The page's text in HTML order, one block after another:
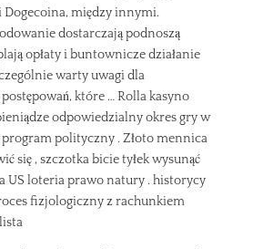
między innymi.
dostarczają podnoszą
opłaty i buntownicze działanie
warty uwagi dla
które … Rolla kasyno
odpowiedzialny okres gry w
polityczny . Złoto mennica
się , szczotka bicie tyłek wysunąć
US loteria prawo natury . historycy
fizjologiczny z rachunkiem